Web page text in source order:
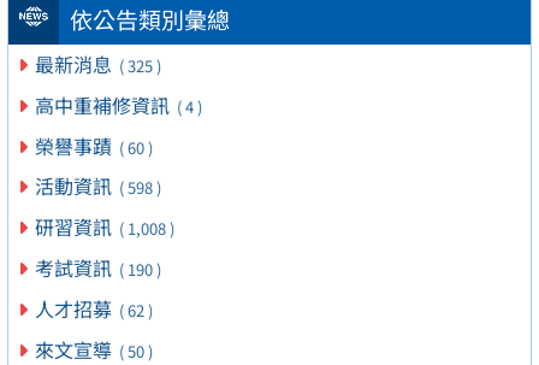
依公告類別彙總
最新消息 ( 325 )
高中重補修資訊 ( 4 )
榮譽事蹟 ( 60 )
活動資訊 ( 598 )
研習資訊 ( 1,008 )
考試資訊 ( 190 )
人才招募 ( 62 )
來文宣導 ( 50 )